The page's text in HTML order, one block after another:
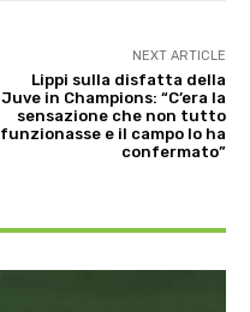
NEXT ARTICLE
Lippi sulla disfatta della
Juve in Champions: “C’era la
sensazione che non tutto
funzionasse e il campo lo ha
confermato”